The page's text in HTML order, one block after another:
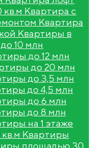
кв.м Квартира с
Квартира
Квартиры в
10 млн
до 12 млн
до 20 млн
до 3,5 млн
до 4,5 млн
до 6 млн
до 8 млн
на 1 этаже
Квартиры
площадью 30